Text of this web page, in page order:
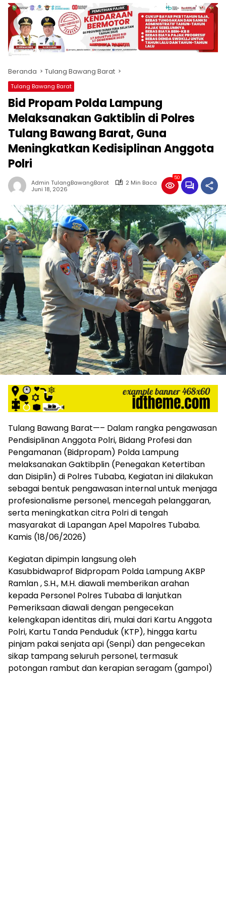
produk
antara
lain
mampu
menjadi
komunikasi
usaha
(beriklan),
fokus
pada
nasional
maupun
international,
bernuansa
lokal
dan
memiliki
kisaran
harga
iklan
yang
relatif
lebih
murah
dari
Koran
maupun
media
siber
lainnya,
desain
Koran
media
siber
lebih
eksklusif,
bergaya
trendi,
mengandung
unsur
edukasi,
gaya
hidup,
hiburan,
bebas
dari
SARA,
dan
berita
asusila
Media
Cetak
dan
Online
Ampera
News
Beranda Tulang Bawang Barat
Tulang Bawang Barat
Bid Propam Polda Lampung
Melaksanakan Gaktiblin di Polres
Tulang Bawang Barat, Guna
Meningkatkan Kedisiplinan Anggota
Polri
Admin TulangBawangBarat
2 Min Baca
Juni 18, 2026
50
Tulang Bawang Barat—– Dalam rangka pengawasan
Pendisiplinan Anggota Polri, Bidang Profesi dan
Pengamanan (Bidpropam) Polda Lampung
melaksanakan Gaktibplin (Penegakan Ketertiban
dan Disiplin) di Polres Tubaba, Kegiatan ini dilakukan
sebagai bentuk pengawasan internal untuk menjaga
profesionalisme personel, mencegah pelanggaran,
serta meningkatkan citra Polri di tengah
masyarakat di Lapangan Apel Mapolres Tubaba.
Kamis (18/06/2026)
Kegiatan dipimpin langsung oleh
Kasubbidwaprof Bidpropam Polda Lampung AKBP
Ramlan , S.H., M.H. diawali memberikan arahan
kepada Personel Polres Tubaba di lanjutkan
Pemeriksaan diawali dengan pengecekan
kelengkapan identitas diri, mulai dari Kartu Anggota
Polri, Kartu Tanda Penduduk (KTP), hingga kartu
pinjam pakai senjata api (Senpi) dan pengecekan
sikap tampang seluruh personel, termasuk
potongan rambut dan kerapian seragam (gampol)